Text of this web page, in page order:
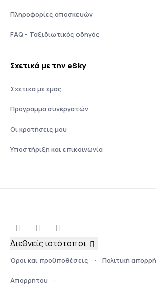
Πληροφορίες αποσκευών
FAQ - Ταξιδιωτικός οδηγός
Σχετικά με την eSky
Σχετικά με εμάς
Πρόγραμμα συνεργατών
Οι κρατήσεις μου
Υποστήριξη και επικοινωνία
Όροι και προϋποθέσεις Πολιτική
Απορρήτου
Διεθνείς ιστότοποι